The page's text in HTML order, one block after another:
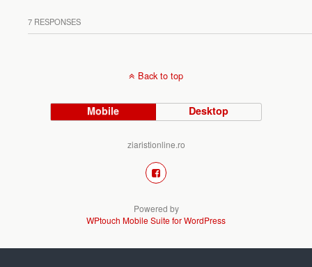
7 RESPONSES
Back to top
Mobile Desktop
ziaristionline.ro
Powered by
WPtouch Mobile Suite for WordPress